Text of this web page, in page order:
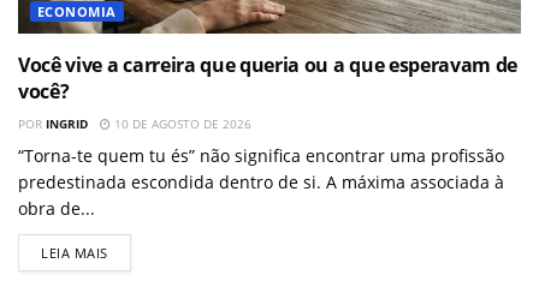
ECONOMIA
Você vive a carreira que queria ou a que esperavam de
você?
POR INGRID 10 DE AGOSTO DE 2026
“Torna-te quem tu és” não significa encontrar uma profissão
predestinada escondida dentro de si. A máxima associada à
obra de...
LEIA MAIS